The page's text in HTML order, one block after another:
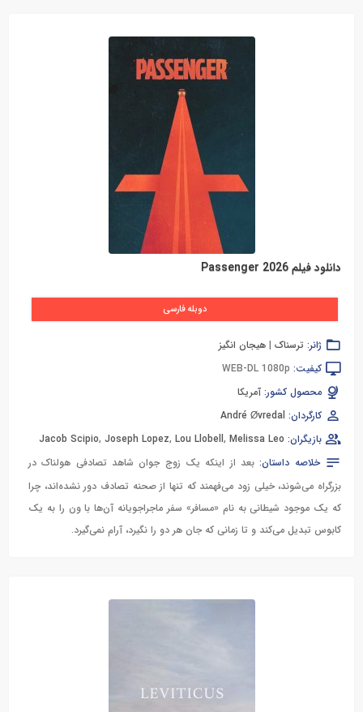
دانلود فیلم Passenger 2026
دوبله فارسی
ژانر: ترسناک | هیجان انگیز
کیفیت: WEB-DL 1080p
محصول کشور: آمریکا
کارگردان: André Øvredal
بازیگران:
Jacob Scipio, Joseph Lopez, Lou Llobell, Melissa Leo
خلاصه داستان: بعد از اینکه یک زوج جوان شاهد تصادفی هولناک در
بزرگراه می‌شوند، خیلی زود می‌فهمند که تنها از صحنه تصادف دور نشده‌اند، چرا
که یک موجود شیطانی به نام «مسافر» سفر ماجراجویانه آن‌ها با ون را به یک
کابوس تبدیل می‌کند و تا زمانی که جان هر دو را نگیرد، آرام نمی‌گیرد.